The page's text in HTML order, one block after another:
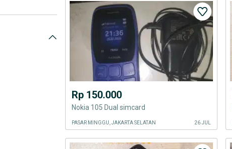
Rp 150.000
Nokia 105 Dual simcard
PASAR MINGGU, JAKARTA SELATAN 26 JUL